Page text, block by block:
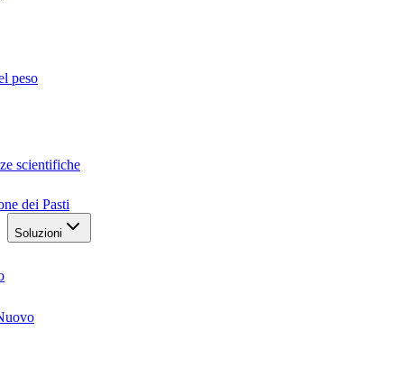
peso
scientifiche
dei Pasti
Soluzioni